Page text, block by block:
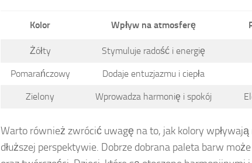
Kolor Wpływ na atmosferę
Żółty Stymuluje radość i energię
Pomarańczowy Dodaje entuzjazmu i ciepła
Zielony Wprowadza harmonię i spokój
Warto również zwrócić uwagę na to, jak kolory wpływają
dłuższej perspektywie. Dobrze dobrana paleta barw